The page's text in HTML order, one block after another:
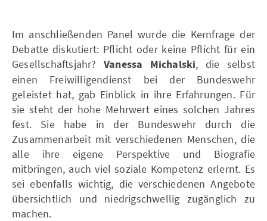
Im anschließenden Panel wurde die Kernfrage der
Debatte diskutiert: Pflicht oder keine Pflicht für ein
Gesellschaftsjahr? Vanessa Michalski, die selbst
einen Freiwilligendienst bei der Bundeswehr
geleistet hat, gab Einblick in ihre Erfahrungen. Für
sie steht der hohe Mehrwert eines solchen Jahres
fest. Sie habe in der Bundeswehr durch die
Zusammenarbeit mit verschiedenen Menschen, die
alle ihre eigene Perspektive und Biografie
mitbringen, auch viel soziale Kompetenz erlernt. Es
sei ebenfalls wichtig, die verschiedenen Angebote
übersichtlich und niedrigschwellig zugänglich zu
machen.